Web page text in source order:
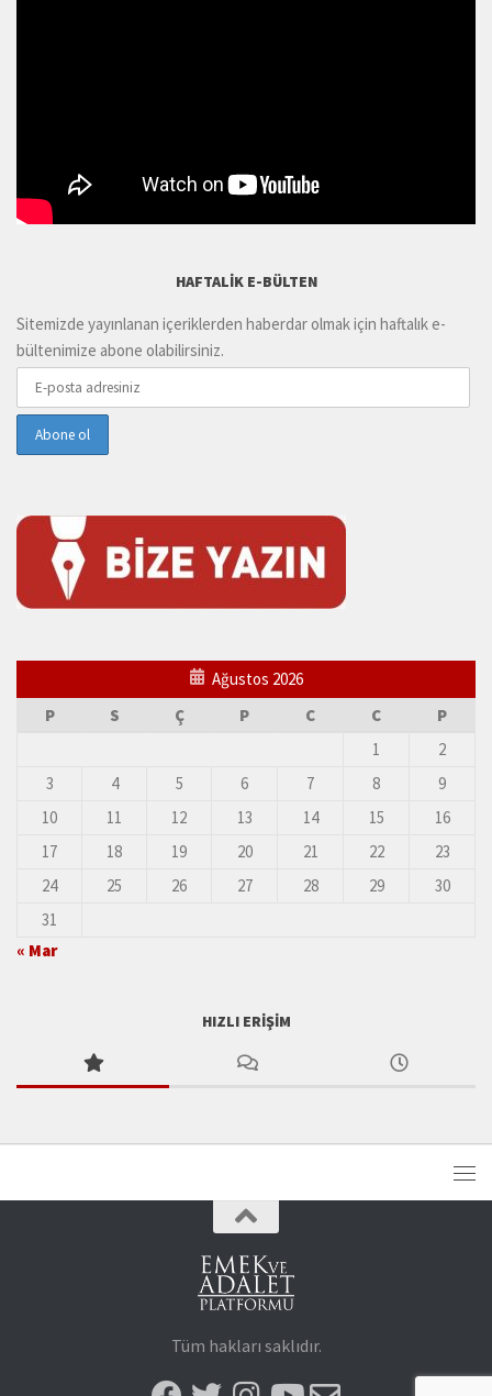
HAFTALIK E-BÜLTEN
Sitemizde yayınlanan içeriklerden haberdar olmak için haftalık e-
bültenimize abone olabilirsiniz.
Ağustos 2026
P
S Ç P C C
P
1
2
3
4 5 6 7 8
9
10
11 12 13 14 15
16
17
18 19 20 21 22
23
24
25 26 27 28 29
30
31
« Mar
HIZLI ERIŞIM
Tüm hakları saklıdır.